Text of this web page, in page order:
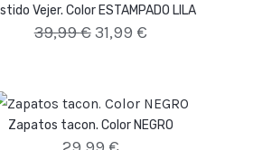
Vejer. Color ESTAMPADO LILA
39,99€31,99 €
Zapatos tacon. Color NEGRO